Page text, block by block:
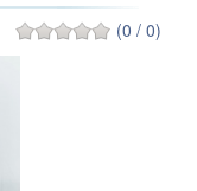
(0 / 0)